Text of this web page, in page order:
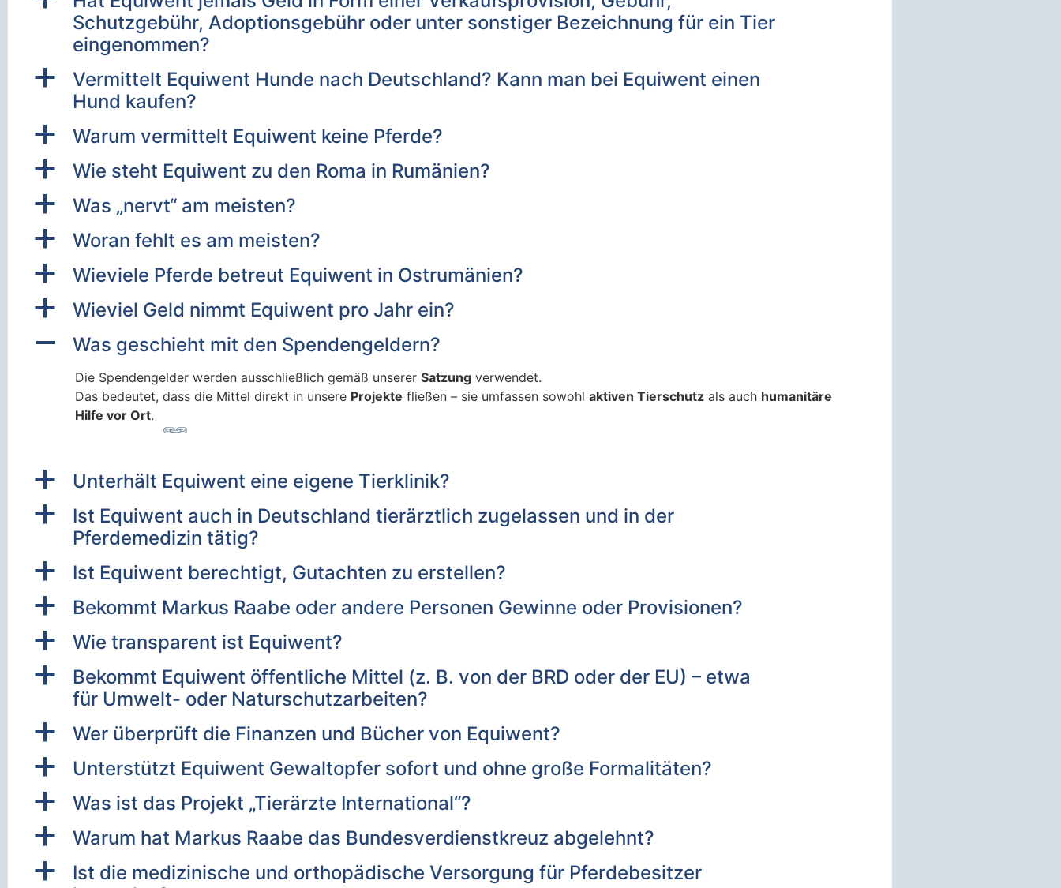
Schutzgebühr, Adoptionsgebühr oder unter sonstiger Bezeichnung für ein Tier
eingenommen?
a
Vermittelt Equiwent Hunde nach Deutschland? Kann man bei Equiwent einen
Hund kaufen?
a Warum vermittelt Equiwent keine Pferde?
a Wie steht Equiwent zu den Roma in Rumänien?
a Was „nervt“ am meisten?
a Woran fehlt es am meisten?
a Wieviele Pferde betreut Equiwent in Ostrumänien?
a Wieviel Geld nimmt Equiwent pro Jahr ein?
A Was geschieht mit den Spendengeldern?
Die Spendengelder werden ausschließlich gemäß unserer Satzung verwendet.
Das bedeutet, dass die Mittel direkt in unsere Projekte fließen – sie umfassen sowohl aktiven Tierschutz als auch humanitäre
Hilfe vor Ort.
a Unterhält Equiwent eine eigene Tierklinik?
a
Ist Equiwent auch in Deutschland tierärztlich zugelassen und in der
Pferdemedizin tätig?
a Ist Equiwent berechtigt, Gutachten zu erstellen?
a Bekommt Markus Raabe oder andere Personen Gewinne oder Provisionen?
a Wie transparent ist Equiwent?
a
Bekommt Equiwent öffentliche Mittel (z. B. von der BRD oder der EU) – etwa
für Umwelt- oder Naturschutzarbeiten?
a Wer überprüft die Finanzen und Bücher von Equiwent?
a Unterstützt Equiwent Gewaltopfer sofort und ohne große Formalitäten?
a Was ist das Projekt „Tierärzte International“?
a Warum hat Markus Raabe das Bundesverdienstkreuz abgelehnt?
a
Ist die medizinische und orthopädische Versorgung für Pferdebesitzer